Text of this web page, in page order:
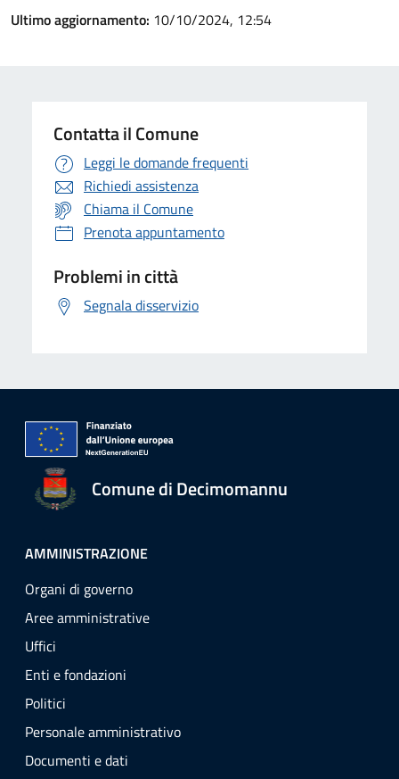
Ultimo aggiornamento: 10/10/2024, 12:54
Contatta il Comune
Leggi le domande frequenti
Richiedi assistenza
Chiama il Comune
Prenota appuntamento
Problemi in città
Segnala disservizio
Comune di Decimomannu
AMMINISTRAZIONE
Organi di governo
Aree amministrative
Uffici
Enti e fondazioni
Politici
Personale amministrativo
Documenti e dati